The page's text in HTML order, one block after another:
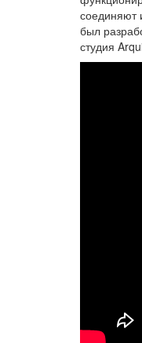
соединяют
был
студия